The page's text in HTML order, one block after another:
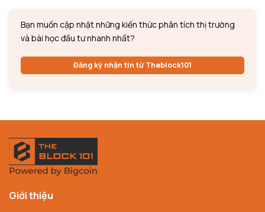
Bạn muốn cập nhật những kiến thức phân tích thị trường
và bài học đầu tư nhanh nhất?
Đăng ký nhận tin từ Theblock101
Giới thiệu